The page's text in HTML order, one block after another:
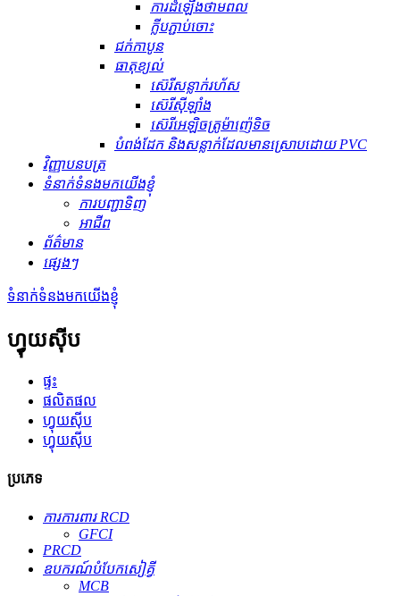
ការដំឡើងថាមពល
ក្លីបភ្ជាប់ចោះ
ជក់កាបូន
ធាតុ​ខ្យល់
ស៊េរីសន្លាក់រហ័ស
ស៊េរីស៊ីឡាំង
ស៊េរីអេឡិចត្រូម៉ាញ៉េទិច
បំពង់ដែក និងសន្លាក់ដែលមានស្រោបដោយ PVC
វិញ្ញាបនបត្រ
ទំនាក់ទំនងមកយើងខ្ញុំ
ការបញ្ជាទិញ
អាជីព
ព័ត៌មាន
ផ្សេងៗ
ទំនាក់ទំនងមកយើងខ្ញុំ
ហ្វុយស៊ីប
ផ្ទះ
ផលិតផល
ហ្វុយស៊ីប
ហ្វុយស៊ីប
ប្រភេទ
ការការពារ RCD
GFCI
PRCD
ឧបករណ៍​បំបែក​សៀគ្វី
MCB